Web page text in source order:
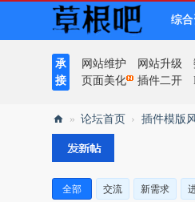
综
承
接
网站维护 网站升级
页面美化
插件二开
根
吧
» 论坛首页 › 插件模版
全部 交流 新需求